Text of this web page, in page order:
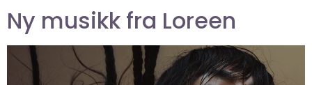
Ny musikk fra Loreen